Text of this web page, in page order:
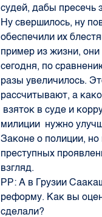
судей, дабы пресечь
Ну свершилось, ну
обеспечили их
пример из жизни, они
сегодня, по
разы увеличилось.
рассчитывают, а
взяток в суде и
милиции нужно
Законе о полиции,
преступных
взгляд.
РР:А в Грузии
реформу. Как вы
сделали?